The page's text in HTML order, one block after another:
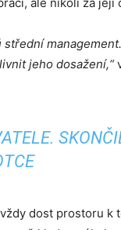
jeho dosažení,“
dost prostoru k